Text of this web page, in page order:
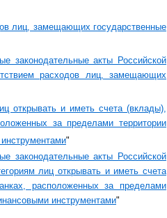
лиц, замещающих государственные
законодательные акты Российской
расходов лиц, замещающих
открывать и иметь счета (вклады),
за пределами территории
"
законодательные акты Российской
лиц открывать и иметь счета
расположенных за пределами
инструментами"